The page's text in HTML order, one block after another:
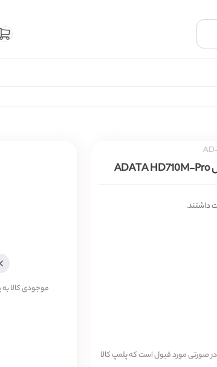
در صورتی مورد قبول است که پلمپ کالا
موجودی کالا